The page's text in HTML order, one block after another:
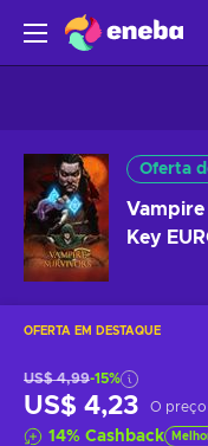
Oferta
Vampire
Key
OFERTA EM DESTAQUE
US$ 4,99-15%
US$ 4,23 O
14% Cashback